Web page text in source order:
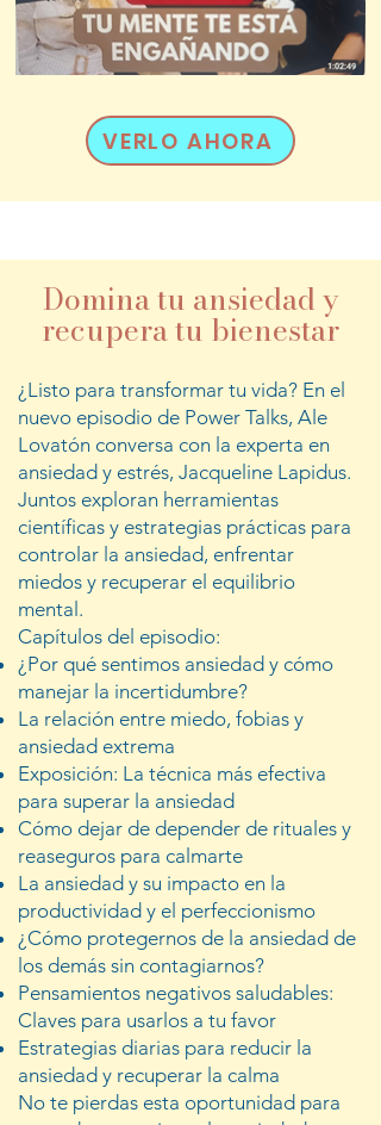
VERLO AHORA
Domina tu ansiedad y
recupera tu bienestar
¿Listo para transformar tu vida? En el
nuevo episodio de Power Talks, Ale
Lovatón conversa con la experta en
ansiedad y estrés, Jacqueline Lapidus.
Juntos exploran herramientas
científicas y estrategias prácticas para
controlar la ansiedad, enfrentar
miedos y recuperar el equilibrio
mental.
Capítulos del episodio:
¿Por qué sentimos ansiedad y cómo
manejar la incertidumbre?
La relación entre miedo, fobias y
ansiedad extrema
Exposición: La técnica más efectiva
para superar la ansiedad
Cómo dejar de depender de rituales y
reaseguros para calmarte
La ansiedad y su impacto en la
productividad y el perfeccionismo
¿Cómo protegernos de la ansiedad de
los demás sin contagiarnos?
Pensamientos negativos saludables:
Claves para usarlos a tu favor
Estrategias diarias para reducir la
ansiedad y recuperar la calma
No te pierdas esta oportunidad para